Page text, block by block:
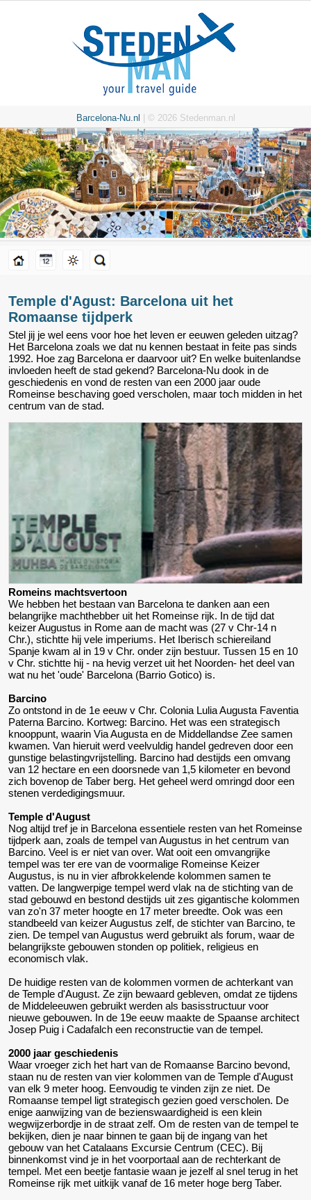
Barcelona-Nu.nl | © 2026 Stedenman.nl
Temple d'Agust: Barcelona uit het
Romaanse tijdperk
Stel jij je wel eens voor hoe het leven er eeuwen geleden uitzag?
Het Barcelona zoals we dat nu kennen bestaat in feite pas sinds
1992. Hoe zag Barcelona er daarvoor uit? En welke buitenlandse
invloeden heeft de stad gekend? Barcelona-Nu dook in de
geschiedenis en vond de resten van een 2000 jaar oude
Romeinse beschaving goed verscholen, maar toch midden in het
centrum van de stad.
Romeins machtsvertoon
We hebben het bestaan van Barcelona te danken aan een
belangrijke machthebber uit het Romeinse rijk. In de tijd dat
keizer Augustus in Rome aan de macht was (27 v Chr-14 n
Chr.), stichtte hij vele imperiums. Het Iberisch schiereiland
Spanje kwam al in 19 v Chr. onder zijn bestuur. Tussen 15 en 10
v Chr. stichtte hij - na hevig verzet uit het Noorden- het deel van
wat nu het 'oude' Barcelona (Barrio Gotico) is.
Barcino
Zo ontstond in de 1e eeuw v Chr. Colonia Lulia Augusta Faventia
Paterna Barcino. Kortweg: Barcino. Het was een strategisch
knooppunt, waarin Via Augusta en de Middellandse Zee samen
kwamen. Van hieruit werd veelvuldig handel gedreven door een
gunstige belastingvrijstelling. Barcino had destijds een omvang
van 12 hectare en een doorsnede van 1,5 kilometer en bevond
zich bovenop de Taber berg. Het geheel werd omringd door een
stenen verdedigingsmuur.
Temple d'August
Nog altijd tref je in Barcelona essentiele resten van het Romeinse
tijdperk aan, zoals de tempel van Augustus in het centrum van
Barcino. Veel is er niet van over. Wat ooit een omvangrijke
tempel was ter ere van de voormalige Romeinse Keizer
Augustus, is nu in vier afbrokkelende kolommen samen te
vatten. De langwerpige tempel werd vlak na de stichting van de
stad gebouwd en bestond destijds uit zes gigantische kolommen
van zo'n 37 meter hoogte en 17 meter breedte. Ook was een
standbeeld van keizer Augustus zelf, de stichter van Barcino, te
zien. De tempel van Augustus werd gebruikt als forum, waar de
belangrijkste gebouwen stonden op politiek, religieus en
economisch vlak.
De huidige resten van de kolommen vormen de achterkant van
de Temple d'August. Ze zijn bewaard gebleven, omdat ze tijdens
de Middeleeuwen gebruikt werden als basisstructuur voor
nieuwe gebouwen. In de 19e eeuw maakte de Spaanse architect
Josep Puig i Cadafalch een reconstructie van de tempel.
2000 jaar geschiedenis
Waar vroeger zich het hart van de Romaanse Barcino bevond,
staan nu de resten van vier kolommen van de Temple d'August
van elk 9 meter hoog. Eenvoudig te vinden zijn ze niet. De
Romaanse tempel ligt strategisch gezien goed verscholen. De
enige aanwijzing van de bezienswaardigheid is een klein
wegwijzerbordje in de straat zelf. Om de resten van de tempel te
bekijken, dien je naar binnen te gaan bij de ingang van het
gebouw van het Catalaans Excursie Centrum (CEC). Bij
binnenkomst vind je in het voorportaal aan de rechterkant de
tempel. Met een beetje fantasie waan je jezelf al snel terug in het
Romeinse rijk met uitkijk vanaf de 16 meter hoge berg Taber.